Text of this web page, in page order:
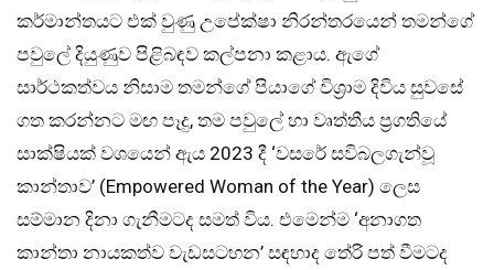
කර්මාන්තයට එක් වුණු උපේක්ෂා නිරන්තරයෙන් තමන්ගේ
පවුලේ දියුණුව පිළිබඳව කල්පනා කළාය. ඇගේ
සාර්ථකත්වය නිසාම තමන්ගේ පියාගේ විශ්‍රාම දිවිය සුවසේ
ගත කරන්නට මඟ පෑදු, තම පවුලේ හා වෘත්තීය ප්‍රගතියේ
සාක්ෂියක් වශයෙන් ඇය 2023 දී ‘වසරේ සවිබලගැන්වූ
කාන්තාව’ (Empowered Woman of the Year) ලෙස
සම්මාන දිනා ගැනීමටද සමත් විය. එමෙන්ම ‘අනාගත
කාන්තා නායකත්ව වැඩසටහන’ සඳහාද තේරි පත් වීමටද